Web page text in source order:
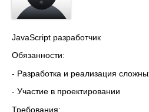
JavaScript разработчик
Обязанности:
- Разработка и реализация
- Участие в проектировании
Требования: